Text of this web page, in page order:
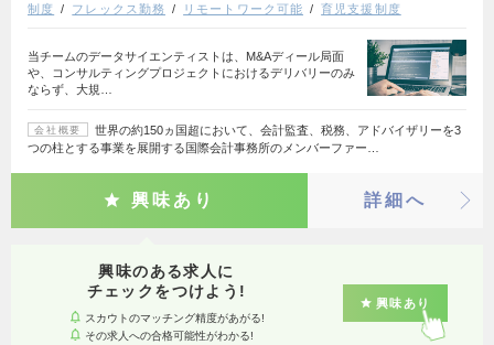
制度
フレックス勤務 リモートワーク可能 育児支援制度
当チームのデータサイエンティストは、M&Aディール局面
や、コンサルティングプロジェクトにおけるデリバリーのみ
ならず、大規…
会社概要
世界の約150ヵ国超において、会計監査、税務、アドバイザリーを3
つの柱とする事業を展開する国際会計事務所のメンバーファー…
興味あり 詳細へ
興味のある求人に
チェックをつけよう!
スカウトのマッチング精度があがる!
その求人への合格可能性がわかる!
興味あり